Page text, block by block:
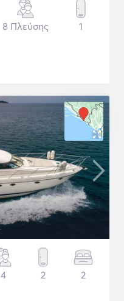
8 Πλεύσης 1
4 2 2